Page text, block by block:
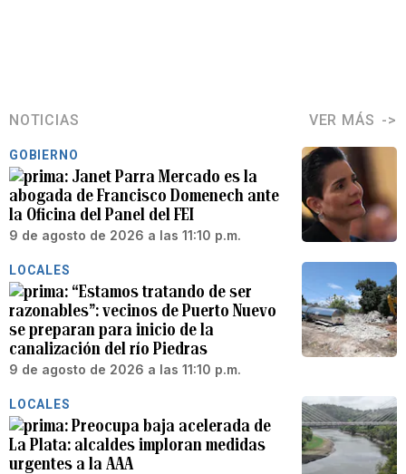
NOTICIAS VER MÁS
GOBIERNO
Janet Parra Mercado es la
abogada de Francisco Domenech ante
la Oficina del Panel del FEI
9 de agosto de 2026 a las 11:10 p.m.
LOCALES
“Estamos tratando de ser
razonables”: vecinos de Puerto Nuevo
se preparan para inicio de la
canalización del río Piedras
9 de agosto de 2026 a las 11:10 p.m.
LOCALES
Preocupa baja acelerada de
La Plata: alcaldes imploran medidas
urgentes a la AAA